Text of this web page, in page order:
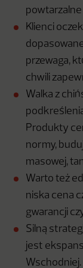
powtarzalne
Klienci
przewaga,
chwili
Walka z
Produkty
normy,
masowej,
Warto też
niska cena
gwarancji
Silną
jest
Wschodniej.